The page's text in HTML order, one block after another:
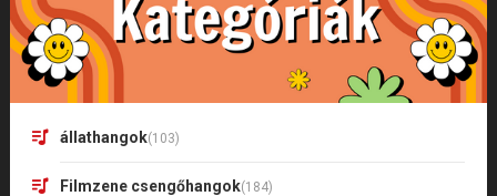
állathangok(103)
Filmzene csengőhangok(184)